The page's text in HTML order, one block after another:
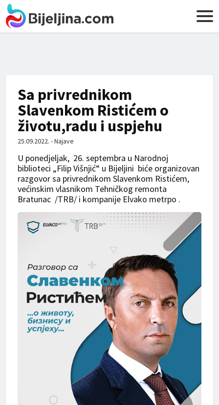
Sa privrednikom
Slavenkom Ristićem o
životu,radu i uspjehu
25.09.2022. - Najave
U ponedjeljak, 26. septembra u Narodnoj
biblioteci „Filip Višnjić“ u Bijeljini biće organizovan
razgovor sa privrednikom Slavenkom Ristićem,
većinskim vlasnikom Tehničkog remonta
Bratunac /TRB/ i kompanije Elvako metrpo .